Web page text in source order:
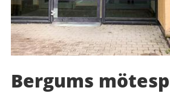
Bergums